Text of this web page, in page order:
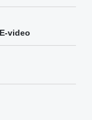
video